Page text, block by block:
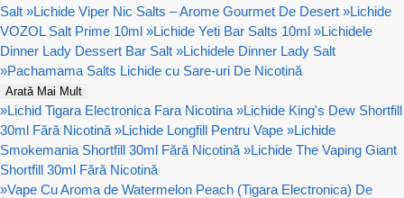
Salt »Lichide Viper Nic Salts – Arome Gourmet De Desert »Lichide
VOZOL Salt Prime 10ml »Lichide Yeti Bar Salts 10ml »Lichidele
Dinner Lady Dessert Bar Salt »Lichidele Dinner Lady Salt
»Pachamama Salts Lichide cu Sare-uri De Nicotină
Arată Mai Mult
»Lichid Tigara Electronica Fara Nicotina »Lichide King's Dew Shortfill
30ml Fără Nicotină »Lichide Longfill Pentru Vape »Lichide
Smokemania Shortfill 30ml Fără Nicotină »Lichide The Vaping Giant
Shortfill 30ml Fără Nicotină
»Vape Cu Aroma de Watermelon Peach (Tigara Electronica) De